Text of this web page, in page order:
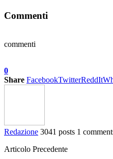
Commenti
commenti
0
Share FacebookTwitterReddIt
Redazione 3041 posts 1
Articolo Precedente